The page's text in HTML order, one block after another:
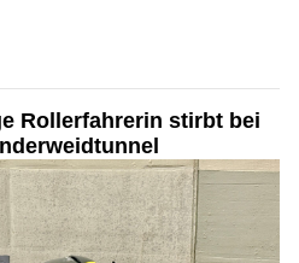
Rollerfahrerin stirbt bei